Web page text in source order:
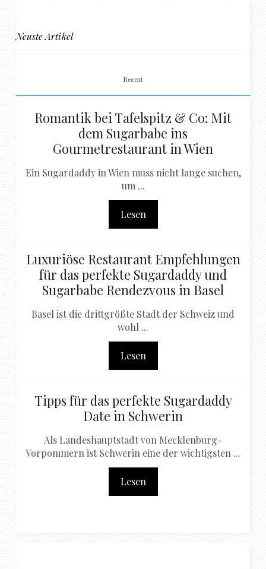
Neuste Artikel
Recent
Romantik bei Tafelspitz & Co: Mit
dem Sugarbabe ins
Gourmetrestaurant in Wien
Ein Sugardaddy in Wien muss nicht lange suchen,
um ...
Lesen
Luxuriöse Restaurant Empfehlungen
für das perfekte Sugardaddy und
Sugarbabe Rendezvous in Basel
Basel ist die drittgrößte Stadt der Schweiz und
wohl ...
Lesen
Tipps für das perfekte Sugardaddy
Date in Schwerin
Als Landeshauptstadt von Mecklenburg-
Vorpommern ist Schwerin eine der wichtigsten ...
Lesen